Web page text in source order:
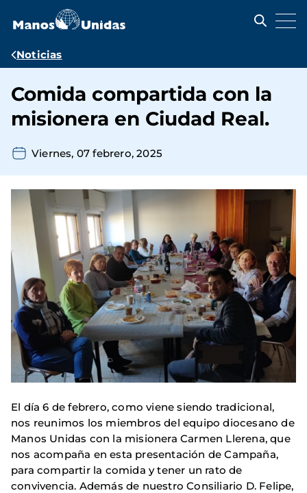
contenido
Ruta
navegación
Noticias
Comida compartida con la
misionera en Ciudad Real.
Viernes, 07 febrero, 2025
El día 6 de febrero, como viene siendo tradicional,
nos reunimos los miembros del equipo diocesano de
Manos Unidas con la misionera Carmen Llerena, que
nos acompaña en esta presentación de Campaña,
para compartir la comida y tener un rato de
convivencia. Además de nuestro Consiliario D. Felipe,